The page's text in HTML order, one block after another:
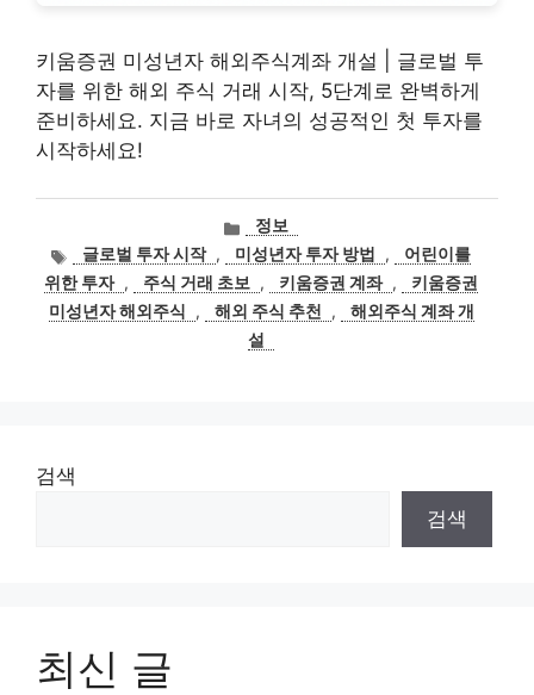
키움증권 미성년자 해외주식계좌 개설 | 글로벌 투
자를 위한 해외 주식 거래 시작, 5단계로 완벽하게
준비하세요. 지금 바로 자녀의 성공적인 첫 투자를
시작하세요!
카
테
고
리
정보
태
그
글로벌 투자 시작 , 미성년자 투자 방법 ,
어린이를
위한 투자 , 주식 거래 초보 , 키움증권 계좌 ,
키움증권
미성년자 해외주식
, 해외 주식 추천 ,
해외주식 계좌 개
설
검색
검색
최신 글